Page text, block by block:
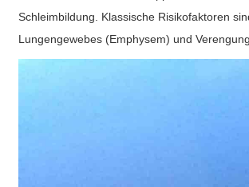
Schleimbildung. Klassische Risikofaktoren
Lungengewebes (Emphysem) und